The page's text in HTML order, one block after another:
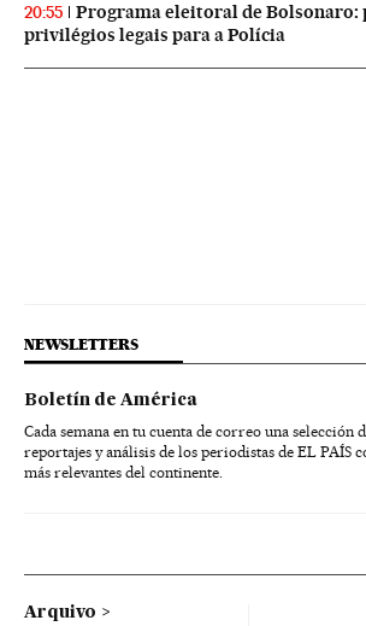
20:55
Programa eleitoral de Bolsonaro:
privilégios legais para a Polícia
NEWSLETTERS
Boletín de América
Cada semana en tu cuenta de correo una selección
reportajes y análisis de los periodistas de EL PAÍS
más relevantes del continente.
Arquivo